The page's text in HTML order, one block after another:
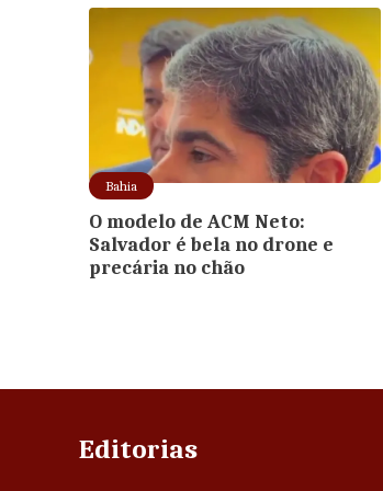
Bahia
O modelo de ACM Neto:
Salvador é bela no drone e
precária no chão
Editorias